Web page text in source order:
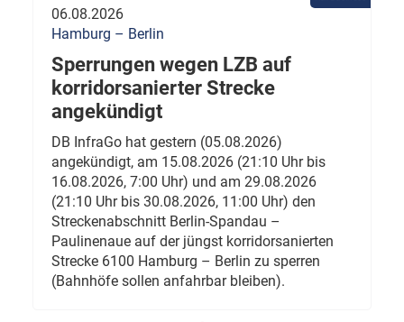
06.08.2026
Hamburg – Berlin
Sperrungen wegen LZB auf
korridorsanierter Strecke
angekündigt
DB InfraGo hat gestern (05.08.2026)
angekündigt, am 15.08.2026 (21:10 Uhr bis
16.08.2026, 7:00 Uhr) und am 29.08.2026
(21:10 Uhr bis 30.08.2026, 11:00 Uhr) den
Streckenabschnitt Berlin-Spandau –
Paulinenaue auf der jüngst korridorsanierten
Strecke 6100 Hamburg – Berlin zu sperren
(Bahnhöfe sollen anfahrbar bleiben).